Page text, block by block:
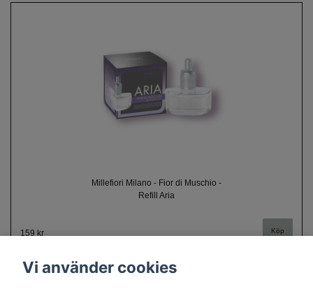
Millefiori Milano - Fior di Muschio -
Refill Aria
159 kr
Vi använder cookies